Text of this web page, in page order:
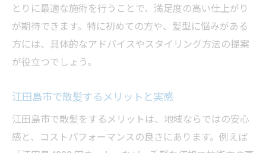
とりに最適な施術を行うことで、満足度の高い仕上がり
が期待できます。特に初めての方や、髪型に悩みがある
方には、具体的なアドバイスやスタイリング方法の提案
が役立つでしょう。
江田島市で散髪するメリットと実感
江田島市で散髪をするメリットは、地域ならではの安心
感と、コストパフォーマンスの良さにあります。例えば